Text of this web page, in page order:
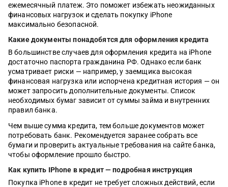
ежемесячный платеж. Это поможет избежать неожиданных
финансовых нагрузок и сделать покупку iPhone
максимально безопасной.
Какие документы понадобятся для оформления кредита
В большинстве случаев для оформления кредита на iPhone
достаточно паспорта гражданина РФ. Однако если банк
усматривает риски — например, у заемщика высокая
финансовая нагрузка или испорчена кредитная история — он
может запросить дополнительные документы. Список
необходимых бумаг зависит от суммы займа и внутренних
правил банка.
Чем выше сумма кредита, тем больше документов может
потребовать банк. Рекомендуется заранее собрать все
бумаги и проверить актуальные требования на сайте банка,
чтобы оформление прошло быстро.
Как купить IPhone в кредит — подробная инструкция
Покупка iPhone в кредит не требует сложных действий, если